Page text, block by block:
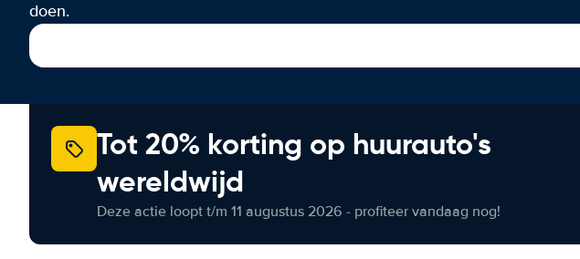
doen.
Tot 20% korting op huurauto's
wereldwijd
Deze actie loopt t/m 11 augustus 2026 - profiteer vandaag nog!